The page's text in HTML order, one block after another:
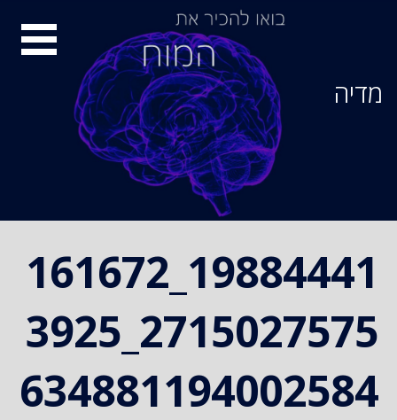
מדיה
19884441_161672
2715027575_3925
634881194002584